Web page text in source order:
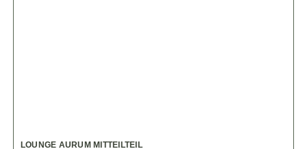
LOUNGE AURUM MITTEILTEIL